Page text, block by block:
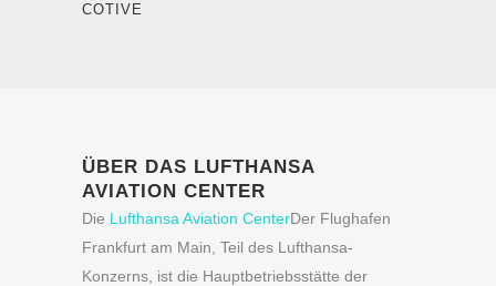
COTIVE
ÜBER DAS LUFTHANSA
AVIATION CENTER
Die Lufthansa Aviation CenterDer Flughafen
Frankfurt am Main, Teil des Lufthansa-
Konzerns, ist die Hauptbetriebsstätte der